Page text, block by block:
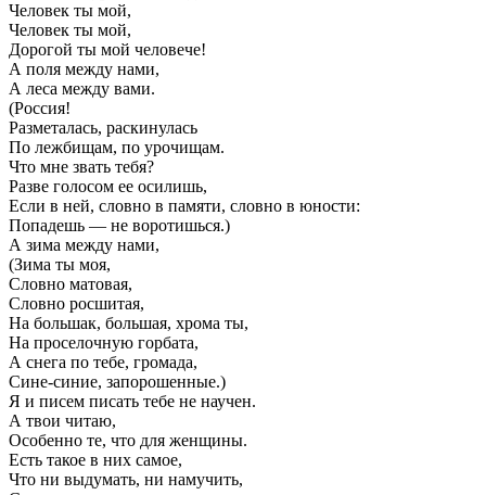
Человек ты мой,
Человек ты мой,
Дорогой ты мой человече!
А поля между нами,
А леса между вами.
(Россия!
Разметалась, раскинулась
По лежбищам, по урочищам.
Что мне звать тебя?
Разве голосом ее осилишь,
Если в ней, словно в памяти, словно в юности:
Попадешь — не воротишься.)
А зима между нами,
(Зима ты моя,
Словно матовая,
Словно росшитая,
На большак, большая, хрома ты,
На проселочную горбата,
А снега по тебе, громада,
Сине-синие, запорошенные.)
Я и писем писать тебе не научен.
А твои читаю,
Особенно те, что для женщины.
Есть такое в них самое,
Что ни выдумать, ни намучить,